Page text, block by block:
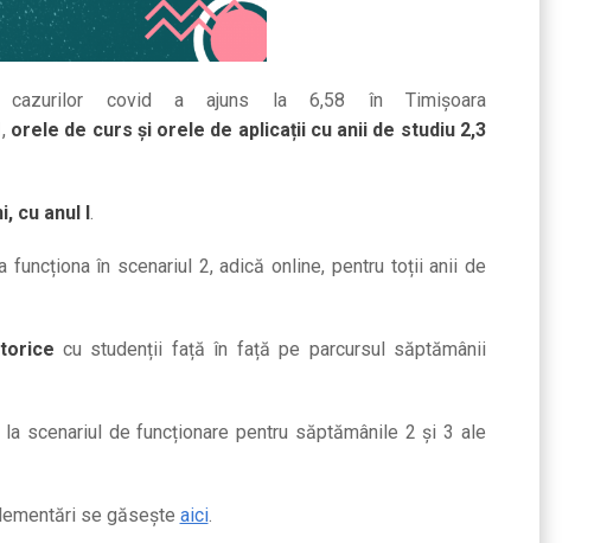
cazurilor covid a ajuns la 6,58 în Timișoara
, orele de curs și orele de aplicații cu anii de studiu 2,3
anul I .
funcționa în scenariul 2, adică online, pentru toții anii de
cu studenții față în față pe parcursul săptămânii
scenariul de funcționare pentru săptămânile 2 și 3 ale
se găsește aici.